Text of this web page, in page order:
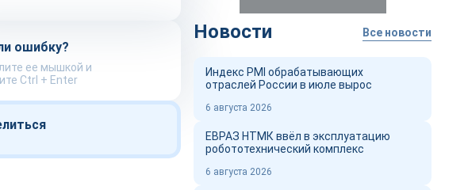
ошибку?
ее мышкой и
Ctrl + Enter
Новости Все новости
Индекс PMI обрабатывающих
отраслей России в июле вырос
6 августа 2026
ЕВРАЗ НТМК ввёл в эксплуатацию
робототехнический комплекс
6 августа 2026